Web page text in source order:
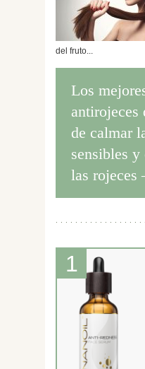
del fruto...
Los
antirojeces
de calmar
sensibles y
las